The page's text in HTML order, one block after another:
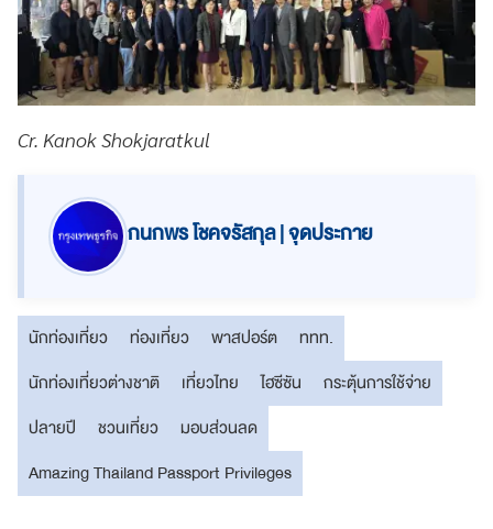
Cr. Kanok Shokjaratkul
กนกพร โชคจรัสกุล | จุดประกาย
นักท่องเที่ยว ท่องเที่ยว พาสปอร์ต
ททท.
นักท่องเที่ยวต่างชาติ
เที่ยวไทย ไฮซีซัน
กระตุ้นการใช้จ่าย
ปลายปี
ชวนเที่ยว
มอบส่วนลด
Amazing Thailand Passport Privileges